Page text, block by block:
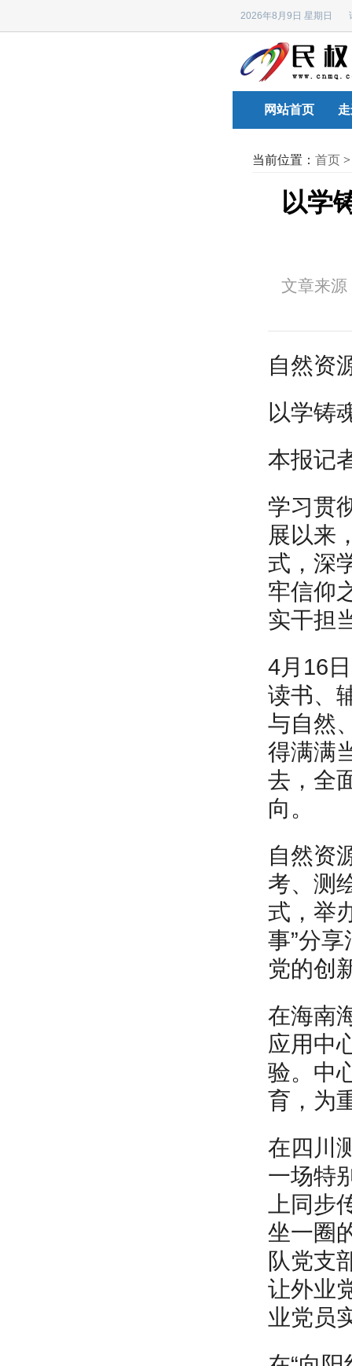
2026年8月9日 星期日
网站首页
当前位置： 首页
以学
文章来
自然资
以学铸
本报记
学习贯
展以来
式，深
牢信仰
实干担
4月16
读书、
与自然
得满满
去，全
向。
自然资
考、测
式，举
事”分
党的创
在海南
应用中
验。中
育，为
在四川
一场特
上同
坐一圈
队党支
让外业
业党员